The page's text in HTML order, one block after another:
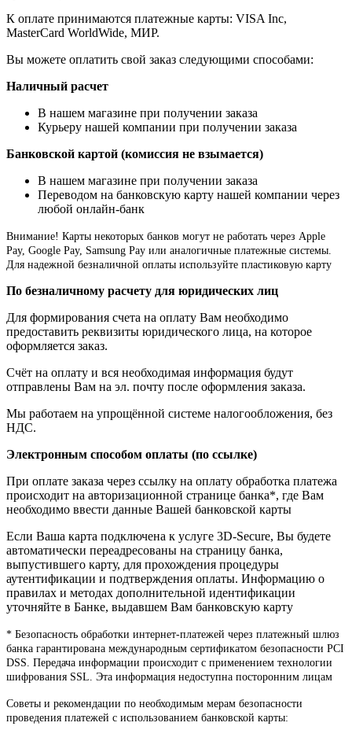
К оплате принимаются платежные карты: VISA Inc,
MasterCard WorldWide, МИР.
Вы можете оплатить свой заказ следующими способами:
Наличный расчет
В нашем магазине при получении заказа
Курьеру нашей компании при получении заказа
Банковской картой (комиссия не взымается)
В нашем магазине при получении заказа
Переводом на банковскую карту нашей компании через
любой онлайн-банк
Внимание! Карты некоторых банков могут не работать через Apple
Pay, Google Pay, Samsung Pay или аналогичные платежные системы.
Для надежной безналичной оплаты используйте пластиковую карту
По безналичному расчету для юридических лиц
Для формирования счета на оплату Вам необходимо
предоставить реквизиты юридического лица, на которое
оформляется заказ.
Счёт на оплату и вся необходимая информация будут
отправлены Вам на эл. почту после оформления заказа.
Мы работаем на упрощённой системе налогообложения, без
НДС.
Электронным способом оплаты (по ссылке)
При оплате заказа через ссылку на оплату обработка платежа
происходит на авторизационной странице банка*, где Вам
необходимо ввести данные Вашей банковской карты
Если Ваша карта подключена к услуге 3D-Secure, Вы будете
автоматически переадресованы на страницу банка,
выпустившего карту, для прохождения процедуры
аутентификации и подтверждения оплаты. Информацию о
правилах и методах дополнительной идентификации
уточняйте в Банке, выдавшем Вам банковскую карту
* Безопасность обработки интернет-платежей через платежный шлюз
банка гарантирована международным сертификатом безопасности PCI
DSS. Передача информации происходит с применением технологии
шифрования SSL. Эта информация недоступна посторонним лицам
Советы и рекомендации по необходимым мерам безопасности
проведения платежей с использованием банковской карты: